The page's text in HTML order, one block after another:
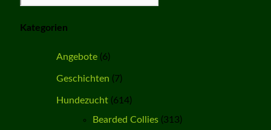
Kategorien
Angebote(6)
Geschichten (7)
Hundezucht(614)
Bearded Collies(313)